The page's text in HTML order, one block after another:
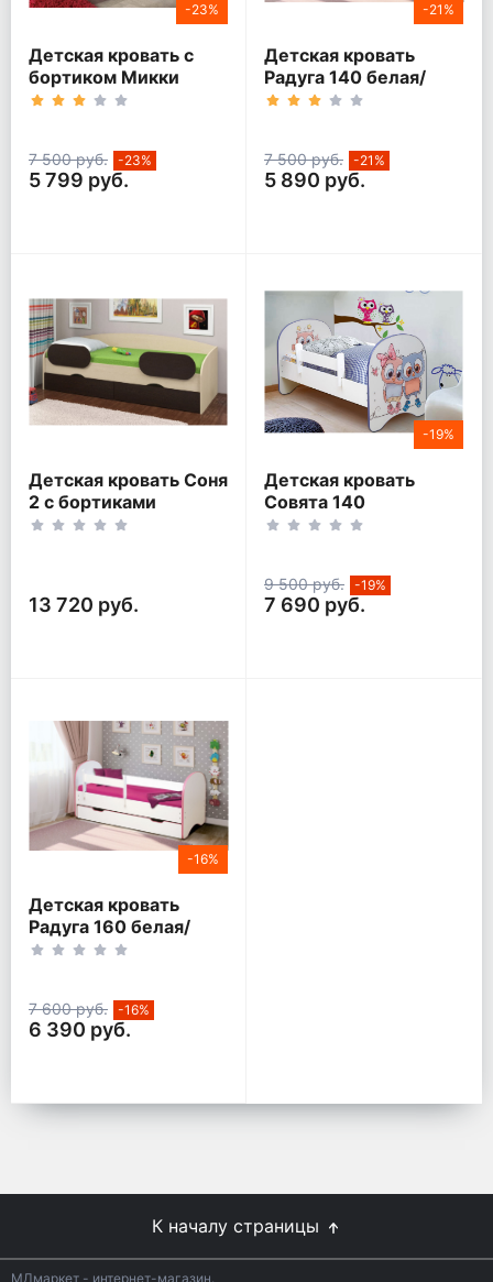
-23%
Детская кровать с
бортиком Микки
7 500 руб. -23%
5 799 руб.
-21%
Детская кровать
Радуга 140 белая/
кант розовый
7 500 руб. -21%
5 890 руб.
Детская кровать Соня
2 с бортиками
13 720 руб.
-19%
Детская кровать
Совята 140
9 500 руб. -19%
7 690 руб.
-16%
Детская кровать
Радуга 160 белая/
розовый кант
7 600 руб. -16%
6 390 руб.
К началу страницы
МДмаркет - интернет-магазин.